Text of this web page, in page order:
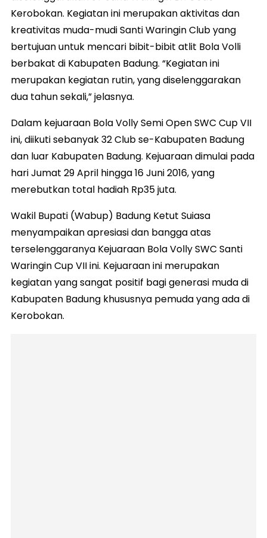
Kerobokan. Kegiatan ini merupakan aktivitas dan
kreativitas muda-mudi Santi Waringin Club yang
bertujuan untuk mencari bibit-bibit atlit Bola Volli
berbakat di Kabupaten Badung. “Kegiatan ini
merupakan kegiatan rutin, yang diselenggarakan
dua tahun sekali,” jelasnya.
Dalam kejuaraan Bola Volly Semi Open SWC Cup VII
ini, diikuti sebanyak 32 Club se-Kabupaten Badung
dan luar Kabupaten Badung. Kejuaraan dimulai pada
hari Jumat 29 April hingga 16 Juni 2016, yang
merebutkan total hadiah Rp35 juta.
Wakil Bupati (Wabup) Badung Ketut Suiasa
menyampaikan apresiasi dan bangga atas
terselenggaranya Kejuaraan Bola Volly SWC Santi
Waringin Cup VII ini. Kejuaraan ini merupakan
kegiatan yang sangat positif bagi generasi muda di
Kabupaten Badung khususnya pemuda yang ada di
Kerobokan.